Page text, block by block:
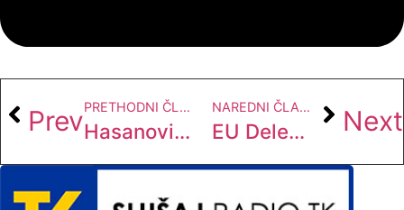
Prev PRETHODNI ČLANAK
Hasanović: Amidžić vrijeđanjem Bošnjaka prikriva ekonomski haos u RS-u, tražim izvinjenje
NAREDNI ČLANAK
EU Delegacija u BiH: Zapaljivi komentari Amidžića neprihvatljivi, fokus staviti na interese građana Next